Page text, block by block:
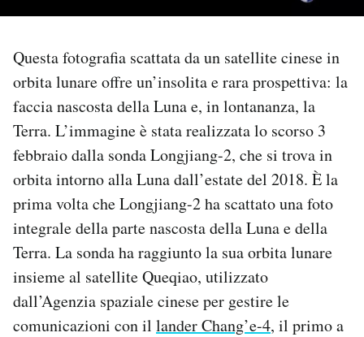
SHOP
CALENDARIO
AREA PERSONALE
Area Personale
Notifiche mobile
Regala il Post
Hai bisogno di aiuto?
Esci
Questa fotografia scattata da un satellite cinese in
orbita lunare offre un’insolita e rara prospettiva: la
faccia nascosta della Luna e, in lontananza, la
Terra. L’immagine è stata realizzata lo scorso 3
febbraio dalla sonda Longjiang-2, che si trova in
orbita intorno alla Luna dall’estate del 2018. È la
prima volta che Longjiang-2 ha scattato una foto
integrale della parte nascosta della Luna e della
Terra. La sonda ha raggiunto la sua orbita lunare
insieme al satellite Queqiao, utilizzato
dall’Agenzia spaziale cinese per gestire le
comunicazioni con il lander Chang’e-4, il primo a